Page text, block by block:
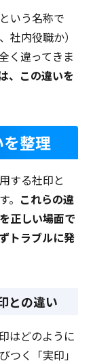
いう名称で
社内役職か）
く違ってきま
、この違いを
整理
する社印と
これらの違
正しい場面で
トラブルに発
との違い
はどのように
つく「実印」